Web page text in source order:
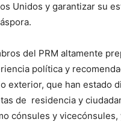
Unidos y garantizar su
del PRM altamente
política y
exterior, que han estado
de residencia y
cónsules y vicecónsules,